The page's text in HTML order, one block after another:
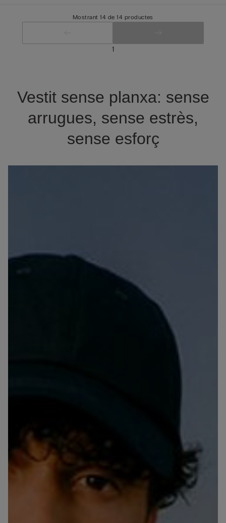
Mostrant 14 de 14 productes
1
Vestit sense planxa: sense
arrugues, sense estrès,
sense esforç